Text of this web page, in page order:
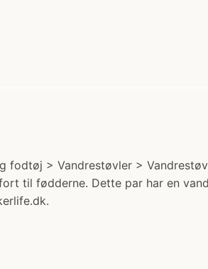
> Vandrestøvler >
til fødderne. Dette par har en